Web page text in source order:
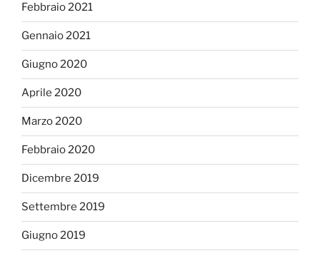
Febbraio 2021
Gennaio 2021
Giugno 2020
Aprile 2020
Marzo 2020
Febbraio 2020
Dicembre 2019
Settembre 2019
Giugno 2019